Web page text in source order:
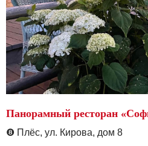
Панорамный ресторан
❽ Плёс, ул. Кирова, дом 8